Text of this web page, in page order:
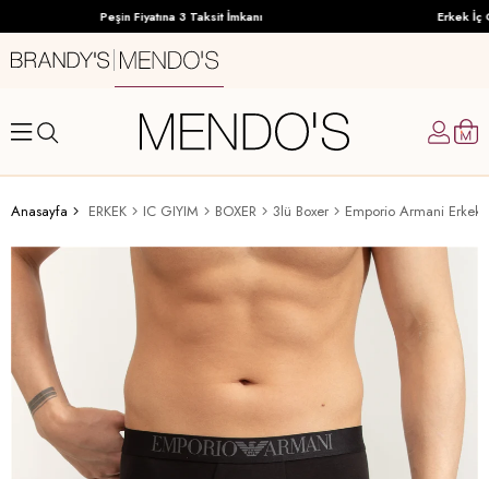
Peşin Fiyatına 3 Taksit İmkanı Erkek İç
Anasayfa ERKEK IC GIYIM BOXER 3lü Boxer Emporio Armani Erkek